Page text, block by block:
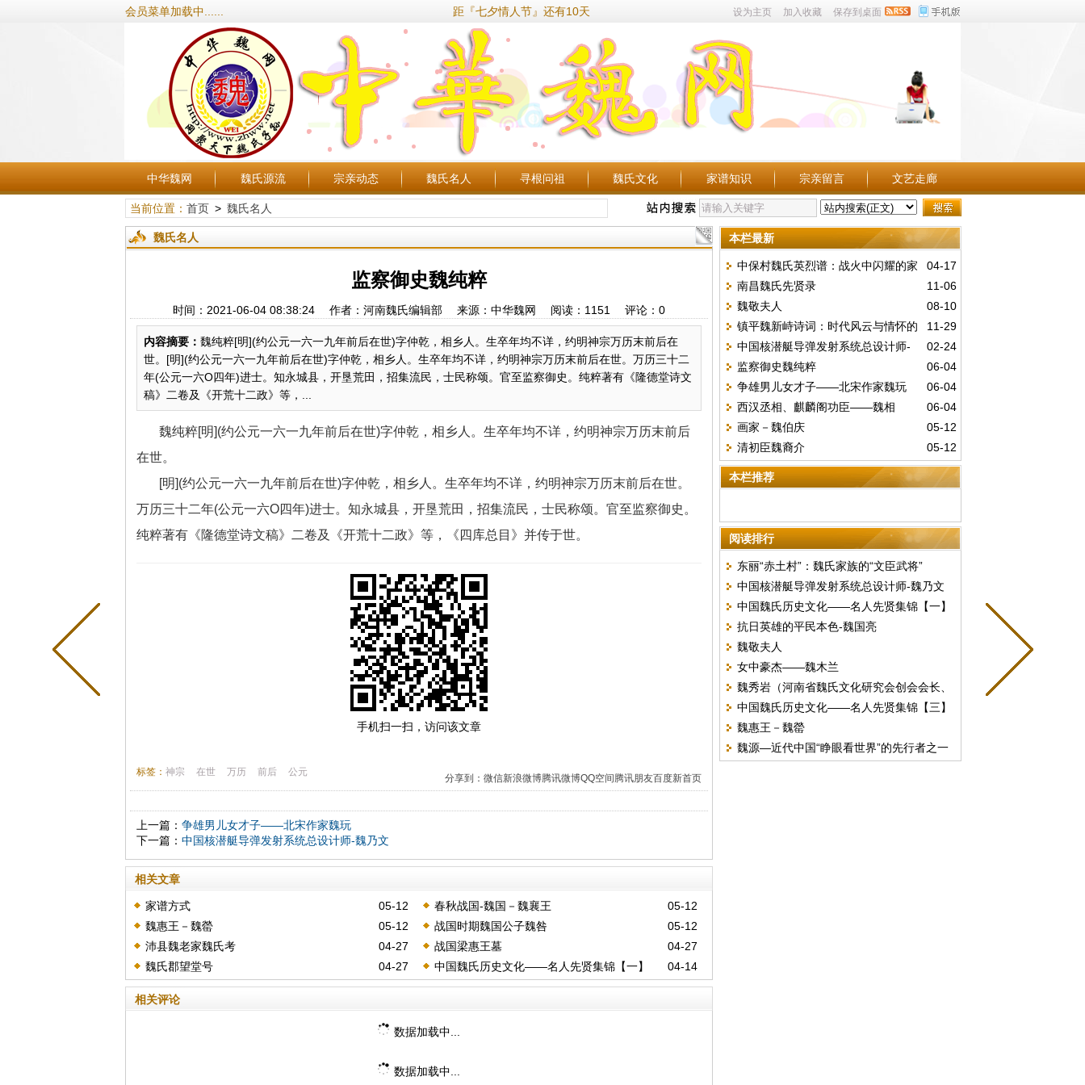
会员菜单加载中...... 设为主页 加入收藏 保存到桌面
距『七夕情人节』还有10天
中华魏网 魏氏源流 宗亲动态 魏氏名人 寻根问祖 魏氏文化 家谱知识 宗亲留言 文艺走廊
当前位置： 首页> 魏氏名人
魏氏名人
监察御史魏纯粹
时间：2021-06-04 08:38:24 作者：河南魏氏编辑部 来源：中华魏网 阅读： 1151 评论： 0
内容摘要： 魏纯粹[明](约公元一六一九年前后在世)字仲乾，相乡人。生卒年均不详，约明神宗万历末前后在
世。[明](约公元一六一九年前后在世)字仲乾，相乡人。生卒年均不详，约明神宗万历末前后在世。万历三十二
年(公元一六O四年)进士。知永城县，开垦荒田，招集流民，士民称颂。官至监察御史。纯粹著有《隆德堂诗文
稿》二卷及《开荒十二政》等，...
魏纯粹[明](约公元一六一九年前后在世)字仲乾，相乡人。生卒年均不详，约明神宗万历末前后
在世。
[明](约公元一六一九年前后在世)字仲乾，相乡人。生卒年均不详，约明神宗万历末前后在世。
万历三十二年(公元一六O四年)进士。知永城县，开垦荒田，招集流民，士民称颂。官至监察御史。
纯粹著有《隆德堂诗文稿》二卷及《开荒十二政》等，《四库总目》并传于世。
手机扫一扫，访问该文章
标签： 神宗 在世 万历 前后 公元
分享到： 微信新浪微博腾讯微博QQ空间 腾讯朋友百度新首页
上一篇： 争雄男儿女才子——北宋作家魏玩
下一篇： 中国核潜艇导弹发射系统总设计师-魏乃文
相关文章
05-12
家谱方式 05-12
春秋战国-魏国－魏襄王
05-12
魏惠王－魏罃 05-12
战国时期魏国公子魏咎
04-27
沛县魏老家魏氏考 04-27
战国梁惠王墓
04-27
魏氏郡望堂号 04-14
中国魏氏历史文化——名人先贤集锦【一】
相关评论
数据加载中...
数据加载中...
本栏最新
04-17
中保村魏氏英烈谱：战火中闪耀的家
族忠魂
11-06
南昌魏氏先贤录
08-10
魏敬夫人
11-29
镇平魏新峙诗词：时代风云与情怀的
历史映照
02-24
中国核潜艇导弹发射系统总设计师-
魏乃文
06-04
监察御史魏纯粹
06-04
争雄男儿女才子——北宋作家魏玩
06-04
西汉丞相、麒麟阁功臣——魏相
05-12
画家－魏伯庆
05-12
清初臣魏裔介
本栏推荐
阅读排行
东丽“赤土村”：魏氏家族的“文臣武将”
中国核潜艇导弹发射系统总设计师-魏乃文
中国魏氏历史文化——名人先贤集锦【一】
抗日英雄的平民本色-魏国亮
魏敬夫人
女中豪杰——魏木兰
魏秀岩（河南省魏氏文化研究会创会会长、
常务副会长、魏氏联谱专家）
中国魏氏历史文化——名人先贤集锦【三】
魏惠王－魏罃
魏源—近代中国“睁眼看世界”的先行者之一